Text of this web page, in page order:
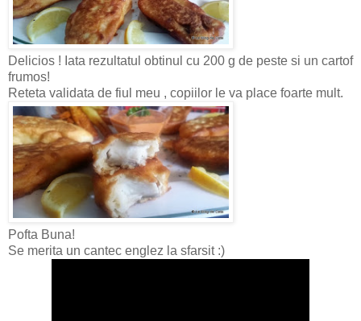
Delicios ! Iata rezultatul obtinul cu 200 g de peste si un cartof
frumos!
Reteta validata de fiul meu , copiilor le va place foarte mult.
Pofta Buna!
Se merita un cantec englez la sfarsit :)